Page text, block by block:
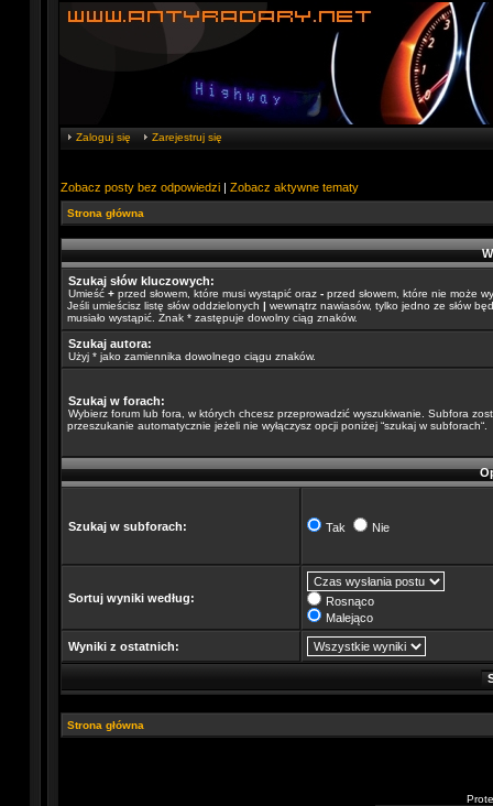
Zaloguj się Zarejestruj się
Zobacz posty bez odpowiedzi | Zobacz aktywne tematy
Strona główna
Szukaj słów kluczowych:
Umieść + przed słowem, które musi wystąpić oraz - przed słowem, które nie może
Jeśli umieścisz listę słów oddzielonych | wewnątrz nawiasów, tylko jedno ze słów
musiało wystąpić. Znak * zastępuje dowolny ciąg znaków.
Szukaj autora:
Użyj * jako zamiennika dowolnego ciągu znaków.
Szukaj w forach:
Wybierz forum lub fora, w których chcesz przeprowadzić wyszukiwanie. Subfora
przeszukanie automatycznie jeżeli nie wyłączysz opcji poniżej “szukaj w subforach“.
Szukaj w subforach: Tak Nie
Sortuj wyniki według:
Rosnąco
Malejąco
Wyniki z ostatnich:
Strona główna